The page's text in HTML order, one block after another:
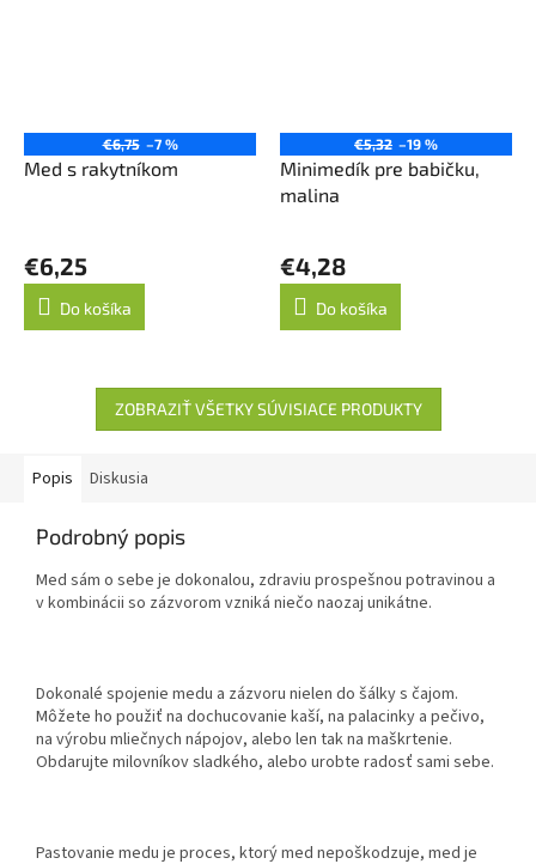
€6,75 –7 %
Med s rakytníkom
€6,25
Do košíka
€5,32 –19 %
Minimedík pre babičku,
malina
€4,28
Do košíka
ZOBRAZIŤ VŠETKY SÚVISIACE PRODUKTY
Popis Diskusia
Podrobný popis
Med sám o sebe je dokonalou, zdraviu prospešnou potravinou a
v kombinácii so zázvorom vzniká niečo naozaj unikátne.
Dokonalé spojenie medu a zázvoru nielen do šálky s čajom.
Môžete ho použiť na dochucovanie kaší, na palacinky a pečivo,
na výrobu mliečnych nápojov, alebo len tak na maškrtenie.
Obdarujte milovníkov sladkého, alebo urobte radosť sami sebe.
Pastovanie medu je proces, ktorý med nepoškodzuje, med je